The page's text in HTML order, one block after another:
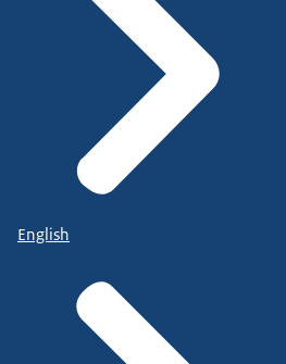
English